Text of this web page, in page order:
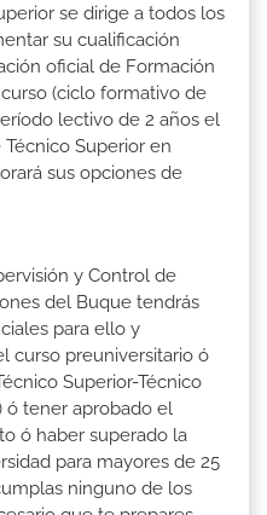
se dirige a todos los
su cualificación
oficial de Formación
(ciclo formativo de
lectivo de 2 años el
Superior en
sus opciones de
y Control de
del Buque tendrás
para ello y
curso preuniversitario ó
Superior-Técnico
ó tener aprobado el
ó haber superado la
para mayores de 25
ninguno de los